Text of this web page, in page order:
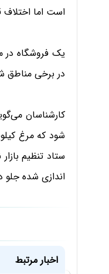
است اما اختلاف
در برخی مناطق شهر کیلویی
کارشناسان
اندازی شده جلو
اخبار مرتبط